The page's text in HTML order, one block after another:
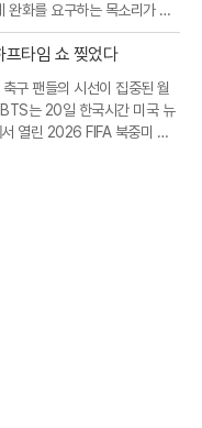
완화를 요구하는 목소리가 가
파트 공급을 살리기 위한 규
부동산토론회 홈페이지에 따
타임 쇼 찢었다
구 팬들의 시선이 집중된 월
는 20일 한국시간 미국 뉴
열린 2026 FIFA 북중미 월